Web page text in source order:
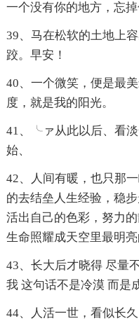
一个没有你的地方，忘
39、马在松软的土地上
跤。早安！
40、一个微笑，便是最
度，就是我的阳光。
41、╰ァ从此以后、看
始、
42、人间有暖，也只那
的去结垒人生经验，稳
活出自己的色彩，努力
生命照耀成天空里最明
43、长大后才晓得 尽量
我 这句话不是冷漠 而是
44、人活一世，看似长